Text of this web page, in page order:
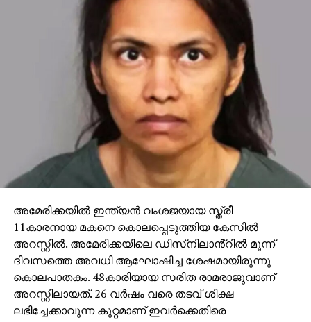
അമേരിക്കയിൽ ഇന്ത്യൻ വംശജയായ സ്ത്രീ
11കാരനായ മകനെ കൊലപ്പെടുത്തിയ കേസിൽ
അറസ്റ്റിൽ. അമേരിക്കയിലെ ഡിസ്‌നിലാൻ്റിൽ മൂന്ന്
ദിവസത്തെ അവധി ആഘോഷിച്ച ശേഷമായിരുന്നു
കൊലപാതകം. 48കാരിയായ സരിത രാമരാജുവാണ്
അറസ്റ്റിലായത്. 26 വർഷം വരെ തടവ് ശിക്ഷ
ലഭിച്ചേക്കാവുന്ന കുറ്റമാണ് ഇവർക്കെതിരെ